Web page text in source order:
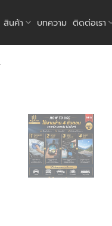
สินค้า บทความ ติดต่อเรา
เพิ่มใน
รายการ
โปรด